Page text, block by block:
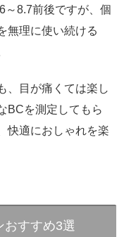
～8.7前後ですが、個
無理に使い続ける
、目が痛くては楽し
BCを測定してもら
快適におしゃれを楽
おすすめ3選